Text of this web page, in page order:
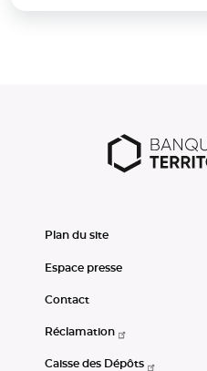
Plan du site
Espace presse
Contact
Réclamation
Caisse des Dépôts